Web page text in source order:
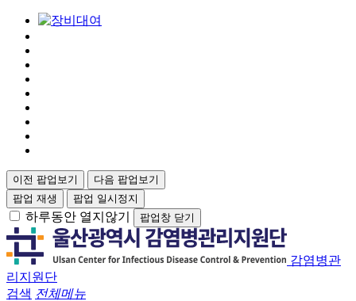
이전 팝업보기
다음 팝업보기
팝업 재생
팝업 일시정지
하루동안 열지않기 팝업창 닫기
감염병관
리지원단
검색 전체메뉴